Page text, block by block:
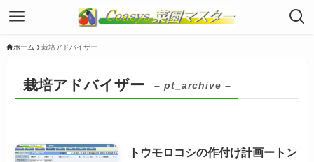
ホーム 栽培アドバイザー
栽培アドバイザー – pt_archive –
トウモロコシの作付け計画ートン